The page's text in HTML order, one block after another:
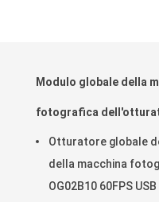
Modulo globale della
fotografica
Otturatore globale
della macchina
OG02B10 60FPS